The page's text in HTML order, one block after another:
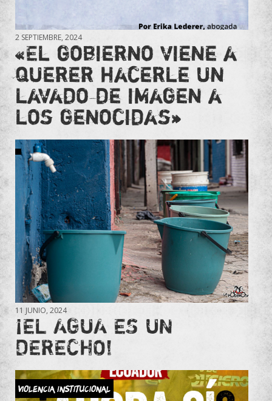
2 SEPTIEMBRE, 2024
«El gobierno viene a
querer hacerle un
lavado de imagen a
los genocidas»
11 JUNIO, 2024
¡EL AGUA ES UN
DERECHO!
Violencia Institucional